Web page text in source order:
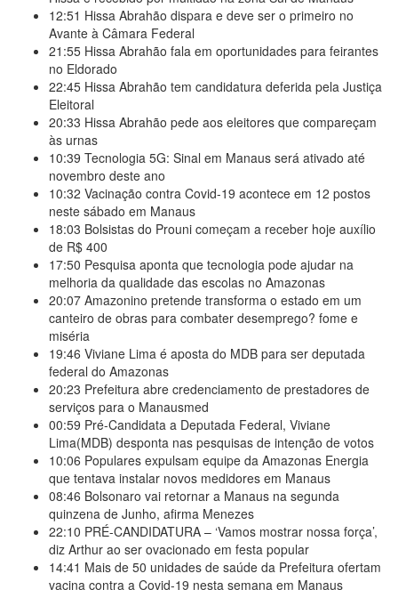
12:51 Hissa Abrahão dispara e deve ser o primeiro no
Avante à Câmara Federal
21:55 Hissa Abrahão fala em oportunidades para feirantes
no Eldorado
22:45 Hissa Abrahão tem candidatura deferida pela Justiça
Eleitoral
20:33 Hissa Abrahão pede aos eleitores que compareçam
às urnas
10:39 Tecnologia 5G: Sinal em Manaus será ativado até
novembro deste ano
10:32 Vacinação contra Covid-19 acontece em 12 postos
neste sábado em Manaus
18:03 Bolsistas do Prouni começam a receber hoje auxílio
de R$ 400
17:50 Pesquisa aponta que tecnologia pode ajudar na
melhoria da qualidade das escolas no Amazonas
20:07 Amazonino pretende transforma o estado em um
canteiro de obras para combater desemprego? fome e
miséria
19:46 Viviane Lima é aposta do MDB para ser deputada
federal do Amazonas
20:23 Prefeitura abre credenciamento de prestadores de
serviços para o Manausmed
00:59 Pré-Candidata a Deputada Federal, Viviane
Lima(MDB) desponta nas pesquisas de intenção de votos
10:06 Populares expulsam equipe da Amazonas Energia
que tentava instalar novos medidores em Manaus
08:46 Bolsonaro vai retornar a Manaus na segunda
quinzena de Junho, afirma Menezes
22:10 PRÉ-CANDIDATURA – ‘Vamos mostrar nossa força’,
diz Arthur ao ser ovacionado em festa popular
14:41 Mais de 50 unidades de saúde da Prefeitura ofertam
vacina contra a Covid-19 nesta semana em Manaus